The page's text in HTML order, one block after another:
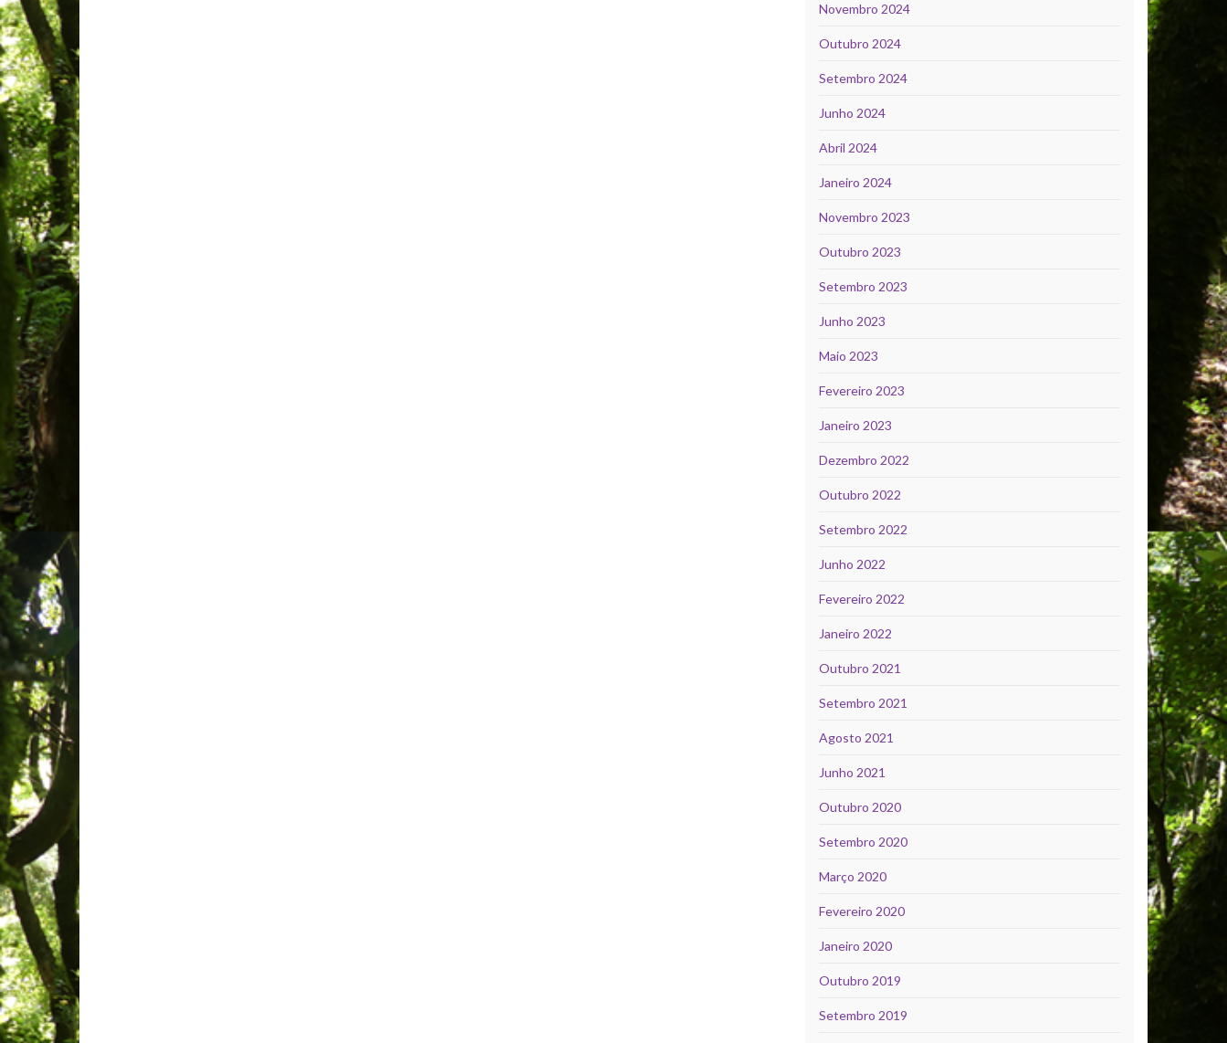
Novembro 2024
Outubro 2024
Setembro 2024
Junho 2024
Abril 2024
Janeiro 2024
Novembro 2023
Outubro 2023
Setembro 2023
Junho 2023
Maio 2023
Fevereiro 2023
Janeiro 2023
Dezembro 2022
Outubro 2022
Setembro 2022
Junho 2022
Fevereiro 2022
Janeiro 2022
Outubro 2021
Setembro 2021
Agosto 2021
Junho 2021
Outubro 2020
Setembro 2020
Março 2020
Fevereiro 2020
Janeiro 2020
Outubro 2019
Setembro 2019